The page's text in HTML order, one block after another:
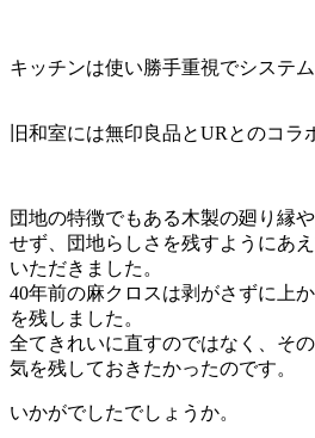
キッチンは使い勝手重視でシステ
旧和室には無印良品とURとのコラ
団地の特徴でもある木製の廻り縁
せず、団地らしさを残すようにあ
いただきました。
40年前の麻クロスは剥がさずに上
を残しました。
全てきれいに直すのではなく、そ
気を残しておきたかったのです。
いかがでしたでしょうか。